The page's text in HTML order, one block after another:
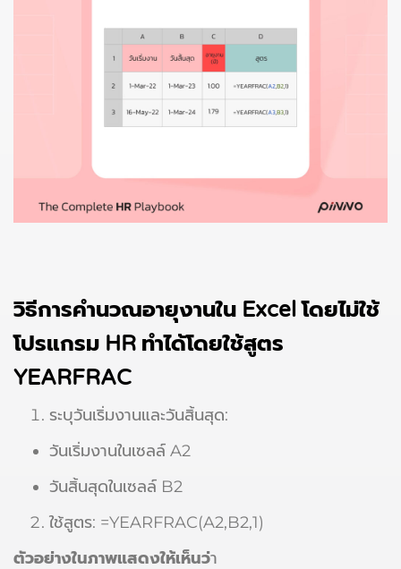
วิธีการคำนวณอายุงานใน Excel โดยไม่ใช้
โปรแกรม HR ทำได้โดยใช้สูตร
YEARFRAC
ระบุวันเริ่มงานและวันสิ้นสุด:
วันเริ่มงานในเซลล์ A2
วันสิ้นสุดในเซลล์ B2
ใช้สูตร: =YEARFRAC(A2,B2,1)
ตัวอย่างในภาพแสดงให้เห็นว่า